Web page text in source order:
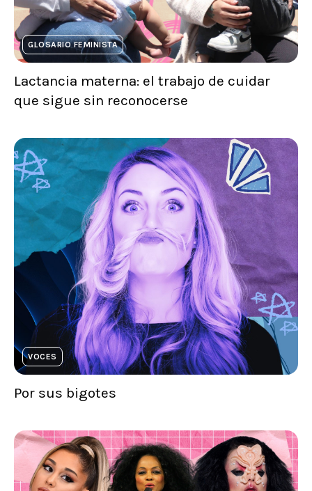
GLOSARIO FEMINISTA
Lactancia materna: el trabajo de cuidar
que sigue sin reconocerse
VOCES
Por sus bigotes